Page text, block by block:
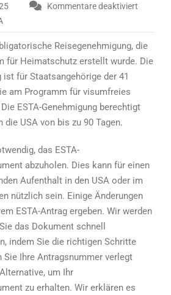
Kommentare deaktiviert
Reisegenehmigung, die
für Heimatschutz erstellt wurde. Die
ist für Staatsangehörige der 41
am Programm für visumfreies
ESTA-Genehmigung berechtigt
die USA von bis zu 90 Tagen.
das ESTA-
abzuholen. Dies kann für einen
Aufenthalt in den USA oder im
nützlich sein. Einige Änderungen
ESTA-Antrag ergeben. Wir werden
das Dokument schnell
indem Sie die richtigen Schritte
Sie Ihre Antragsnummer verlegt
um Ihr
zu erhalten. Wir erklären es